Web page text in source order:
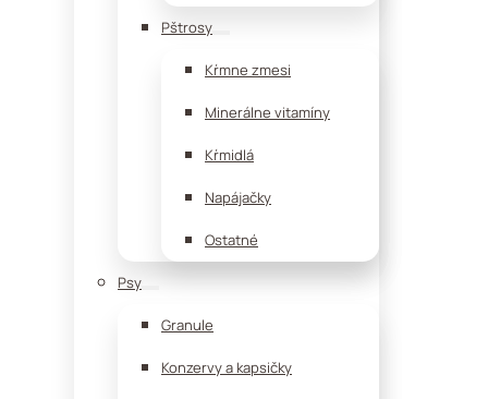
Pštrosy
Kŕmne zmesi
Minerálne vitamíny
Kŕmidlá
Napájačky
Ostatné
Psy
Granule
Konzervy a kapsičky